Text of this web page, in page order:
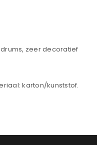
zeer decoratief
karton/kunststof.